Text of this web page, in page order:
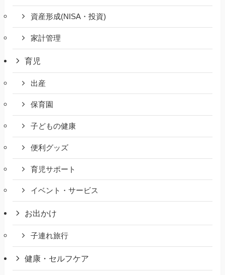
資産形成(NISA・投資)
家計管理
育児
出産
保育園
子どもの健康
便利グッズ
育児サポート
イベント・サービス
お出かけ
子連れ旅行
健康・セルフケア